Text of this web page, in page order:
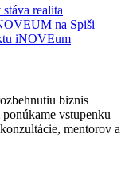
realita
na Spiši
iNOVEum
biznis
vstupenku
mentorov a